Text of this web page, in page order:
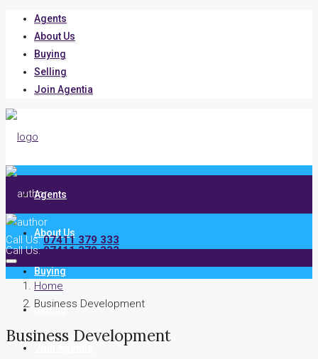
Agents
About Us
Buying
Selling
Join Agentia
Call Us:07411 379 333
Agents
About Us
Buying
Selling
Call Us:07411 379 333
Home
Business Development
Business Development